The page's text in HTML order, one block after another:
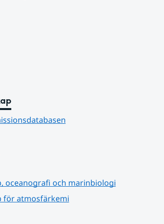
till annan webbplats.
oceanografi och marinbiologi
för atmosfärkemi